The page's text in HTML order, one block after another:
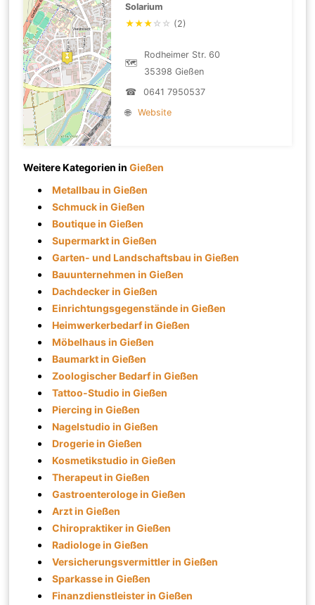
Solarium
★★★ ☆ ☆ (2)
🗺
Rodheimer Str. 60
35398 Gießen
☎
0641 7950537
🌐
Website
Weitere Kategorien inGießen
Metallbau in Gießen
Schmuck in Gießen
Boutique in Gießen
Supermarkt in Gießen
Garten- und Landschaftsbau in Gießen
Bauunternehmen in Gießen
Dachdecker in Gießen
Einrichtungsgegenstände in Gießen
Heimwerkerbedarf in Gießen
Möbelhaus in Gießen
Baumarkt in Gießen
Zoologischer Bedarf in Gießen
Tattoo-Studio in Gießen
Piercing in Gießen
Nagelstudio in Gießen
Drogerie in Gießen
Kosmetikstudio in Gießen
Therapeut in Gießen
Gastroenterologe in Gießen
Arzt in Gießen
Chiropraktiker in Gießen
Radiologe in Gießen
Versicherungsvermittler in Gießen
Sparkasse in Gießen
Finanzdienstleister in Gießen